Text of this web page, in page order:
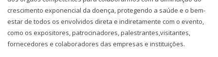
crescimento exponencial da doença, protegendo a saúde e o bem-
estar de todos os envolvidos direta e indiretamente com o evento,
como os expositores, patrocinadores, palestrantes,visitantes,
fornecedores e colaboradores das empresas e instituições.